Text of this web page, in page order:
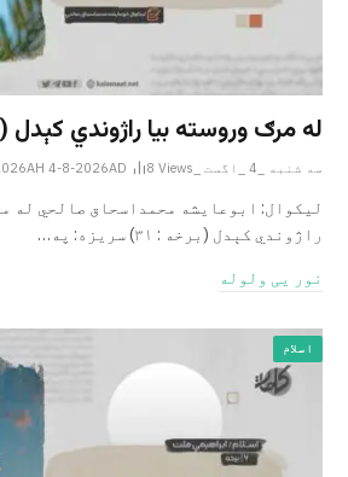
له مرګ وروسته بیا راژوندي کېدل
سه شنبه _4 _اگست _2026AH 4-8-2026AD 8 Views
لیکوال: ابوعایشه محمداسحاق صالحي له
راژوندي کېدل (برخه : ۳۱) سریزه: په…
نور یی ولوله
اسلام